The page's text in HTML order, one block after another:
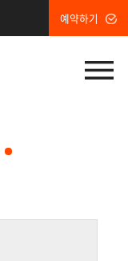
예약하기